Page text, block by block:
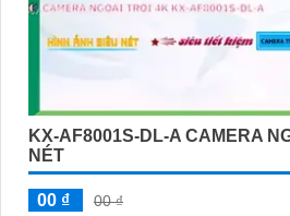
KX-AF8001S-DL-A CAMERA
NÉT
00 ₫
00 ₫